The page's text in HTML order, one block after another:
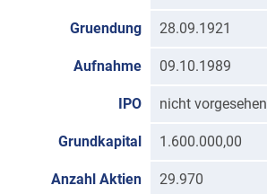
Gruendung 28.09.1921
Aufnahme 09.10.1989
IPO nicht vorgesehen
Grundkapital 1.600.000,00
Anzahl Aktien 29.970